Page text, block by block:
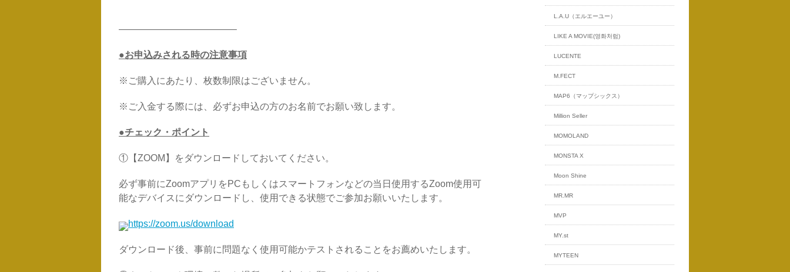
————————————–
●お申込みされる時の注意事項
※ご購入にあたり、枚数制限はございません。
※ご入金する際には、必ずお申込の方のお名前でお願い致します。
●チェック・ポイント
①【ZOOM】をダウンロードしておいてください。
必ず事前にZoomアプリをPCもしくはスマートフォンなどの当 日使用するZoom使用可
能なデバイスにダウンロードし、 使用できる状態でご参加お願いいたします。
https://zoom.us/download
ダウンロード後、 事前に問題なく使用可能かテストされることをお薦めいたします。
L.A.U（エルエーユー）
LIKE A MOVIE(영화처럼)
LUCENTE
M.FECT
MAP6（マップシックス）
Million Seller
MOMOLAND
MONSTA X
Moon Shine
MR.MR
MVP
MY.st
MYTEEN